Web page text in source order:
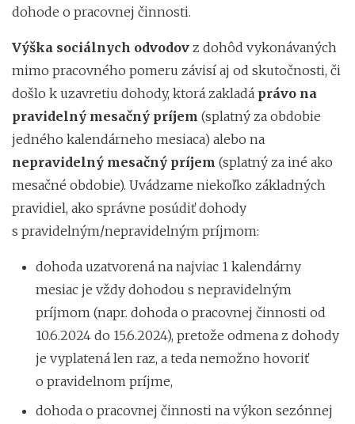
dohode o pracovnej činnosti.
Výška sociálnych odvodov z dohôd vykonávaných
mimo pracovného pomeru závisí aj od skutočnosti, či
došlo k uzavretiu dohody, ktorá zakladá právo na
pravidelný mesačný príjem (splatný za obdobie
jedného kalendárneho mesiaca) alebo na
nepravidelný mesačný príjem (splatný za iné ako
mesačné obdobie). Uvádzame niekoľko základných
pravidiel, ako správne posúdiť dohody
s pravidelným/nepravidelným príjmom:
dohoda uzatvorená na najviac 1 kalendárny
mesiac je vždy dohodou s nepravidelným
príjmom (napr. dohoda o pracovnej činnosti od
10.6.2024 do 15.6.2024), pretože odmena z dohody
je vyplatená len raz, a teda nemožno hovoriť
o pravidelnom príjme,
dohoda o pracovnej činnosti na výkon sezónnej